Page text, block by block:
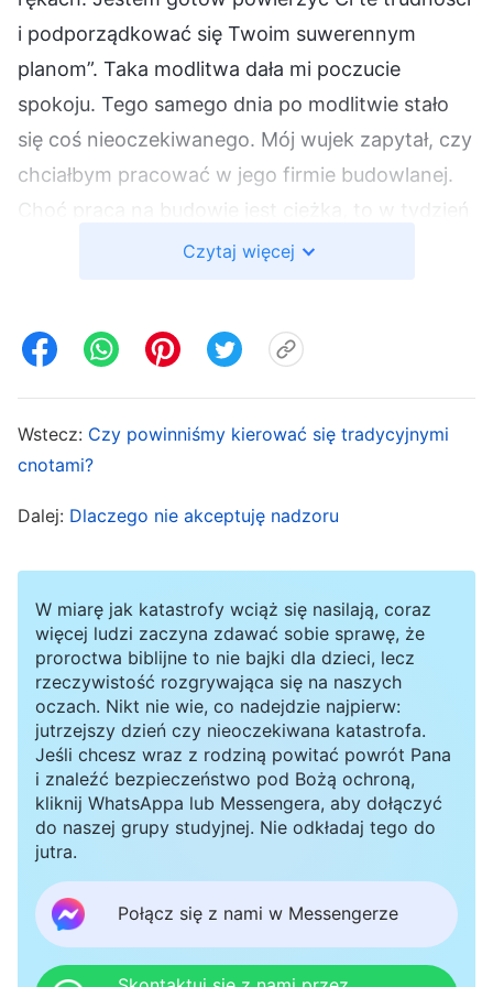
i podporządkować się Twoim suwerennym
planom”. Taka modlitwa dała mi poczucie
spokoju. Tego samego dnia po modlitwie stało
się coś nieoczekiwanego. Mój wujek zapytał, czy
chciałbym pracować w jego firmie budowlanej.
Choć praca na budowie jest ciężka, to w tydzień
zarobiłem tyle, żeby się przez jakiś czas
ujawniłem, zachodziłem w głowę, dlaczego
mi wszystko, o co poproszę. Pewnego dnia
przeczytałem słowa Boga, które dały mi nieco
mówi: „Tylu we Mnie wierzy tylko po to, abym
abym użył swej mocy, aby wypędzić nieczyste
duchy z ich ciał i tak wielu wierzy we Mnie po
prostu, aby otrzymać ode Mnie pokój oraz
radość. Tylu wierzy we Mnie, jedynie po to, aby
żądać ode Mnie większego materialnego
bogactwa. Tak wielu wierzy we Mnie tylko po to,
aby spędzić to życie w spokoju i być całym oraz
zdrowym w świecie, który nadejdzie. Tylu
wierzy we Mnie po to, aby uniknąć cierpienia
piekła i otrzymać błogosławieństwa niebios.
Tak wielu wierzy we Mnie tylko dla
Czytaj więcej
Wstecz: Czy powinniśmy kierować się tradycyjnymi
cnotami?
Dalej: Dlaczego nie akceptuję nadzoru
W miarę jak katastrofy wciąż się nasilają, coraz
więcej ludzi zaczyna zdawać sobie sprawę, że
proroctwa biblijne to nie bajki dla dzieci, lecz
rzeczywistość rozgrywająca się na naszych
oczach. Nikt nie wie, co nadejdzie najpierw:
jutrzejszy dzień czy nieoczekiwana katastrofa.
Jeśli chcesz wraz z rodziną powitać powrót Pana
i znaleźć bezpieczeństwo pod Bożą ochroną,
kliknij WhatsAppa lub Messengera, aby dołączyć
do naszej grupy studyjnej. Nie odkładaj tego do
jutra.
Połącz się z nami w Messengerze